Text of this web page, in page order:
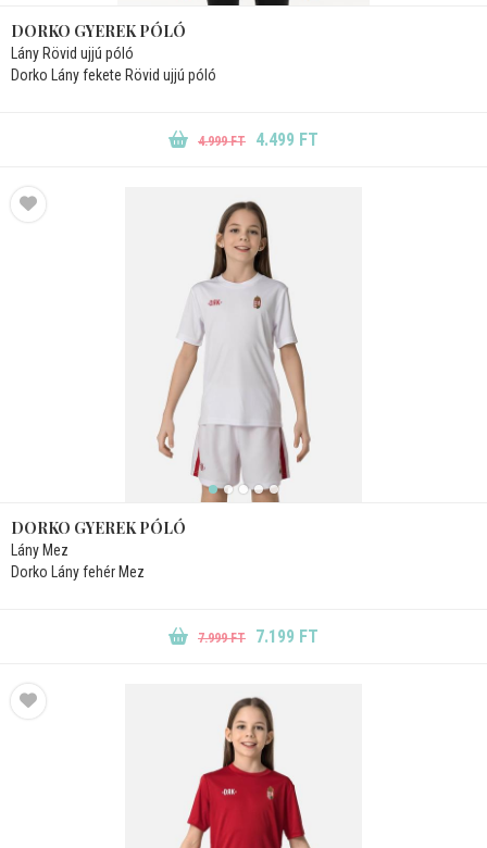
DORKO GYEREK PÓLÓ
Lány Rövid ujjú póló
Dorko Lány fekete Rövid ujjú póló
4.999 FT 4.499 FT
DORKO GYEREK PÓLÓ
Lány Mez
Dorko Lány fehér Mez
7.999 FT 7.199 FT